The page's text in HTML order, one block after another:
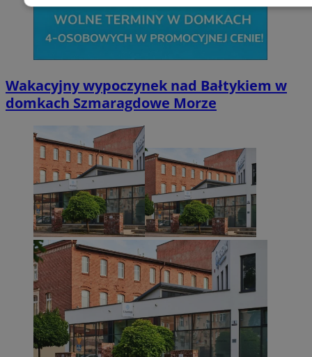
Wakacyjny wypoczynek nad Bałtykiem w
domkach Szmaragdowe Morze
Niezbędne Wydajność
Niesklasyfikowane
Niezbędne Wydajność Targetowanie
Niezbędne pliki cookie umożliwiają korzystanie z podstawowych
takich jak logowanie użytkownika i zarządzanie kontem. Bez
można prawidłowo korzystać ze strony internetowej.
Nazwa
Provider/
Domena
SessID
zabrze.com.pl
QeSessID
MvSessID zabrze.com.pl